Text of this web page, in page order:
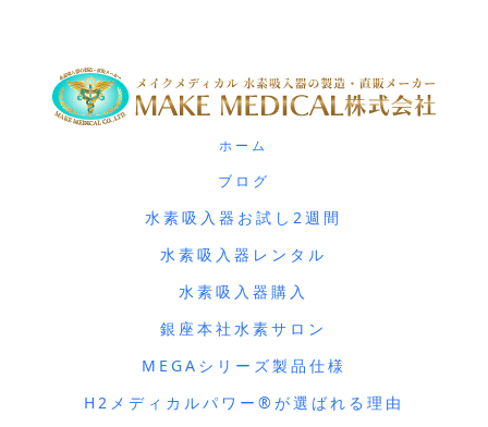
ホーム
ブログ
水素吸入器お試し2週間
水素吸入器レンタル
水素吸入器購入
銀座本社水素サロン
MEGAシリーズ製品仕様
H2メディカルパワー®が選ばれる理由